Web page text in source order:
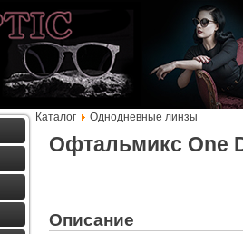
Каталог Однодневные линзы
Офтальмикс One
Описание